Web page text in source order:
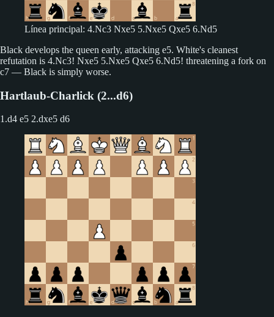
Línea principal: 4.Nc3 Nxe5 5.Nxe5 Qxe5 6.Nd5
Black develops the queen early, attacking e5. White's cleanest
refutation is 4.Nc3! Nxe5 5.Nxe5 Qxe5 6.Nd5! threatening a fork on
c7 — Black is simply worse.
Hartlaub-Charlick (2...d6)
1.d4 e5 2.dxe5 d6